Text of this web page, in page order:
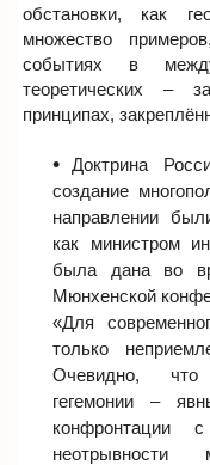
обстановки, как
множество
событиях в
теоретических –
принципах,
Доктрина
создание
направлении
как министром
была дана во
Мюнхенской
«Для
только
Очевидно, что
гегемонии –
конфронтации